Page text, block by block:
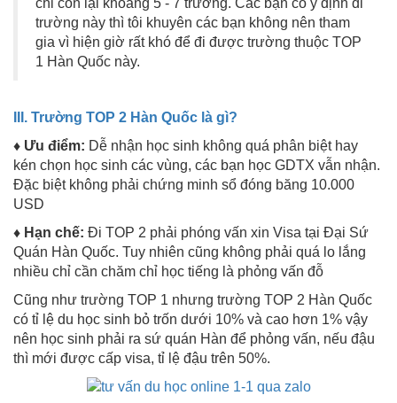
trường này thì tôi khuyên các bạn không nên tham
gia vì hiện giờ rất khó để đi được trường thuộc TOP
1 Hàn Quốc này.
III. Trường TOP 2 Hàn Quốc là gì?
♦ Ưu điểm: Dễ nhận học sinh không quá phân biệt hay
kén chọn học sinh các vùng, các bạn học GDTX vẫn nhận.
Đặc biệt không phải chứng minh sổ đóng băng 10.000
USD
♦ Hạn chế: Đi TOP 2 phải phóng vấn xin Visa tại Đại Sứ
Quán Hàn Quốc. Tuy nhiên cũng không phải quá lo lắng
nhiều chỉ cần chăm chỉ học tiếng là phỏng vấn đỗ
Cũng như trường TOP 1 nhưng trường TOP 2 Hàn Quốc
có tỉ lệ du học sinh bỏ trốn dưới 10% và cao hơn 1% vậy
nên học sinh phải ra sứ quán Hàn để phỏng vấn, nếu đậu
thì mới được cấp visa, tỉ lệ đậu trên 50%.